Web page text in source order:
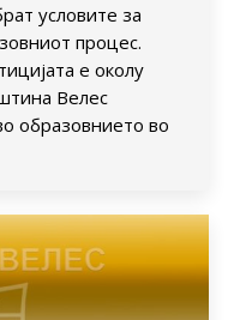
условите за
процес.
е околу
Велес
образовнието во